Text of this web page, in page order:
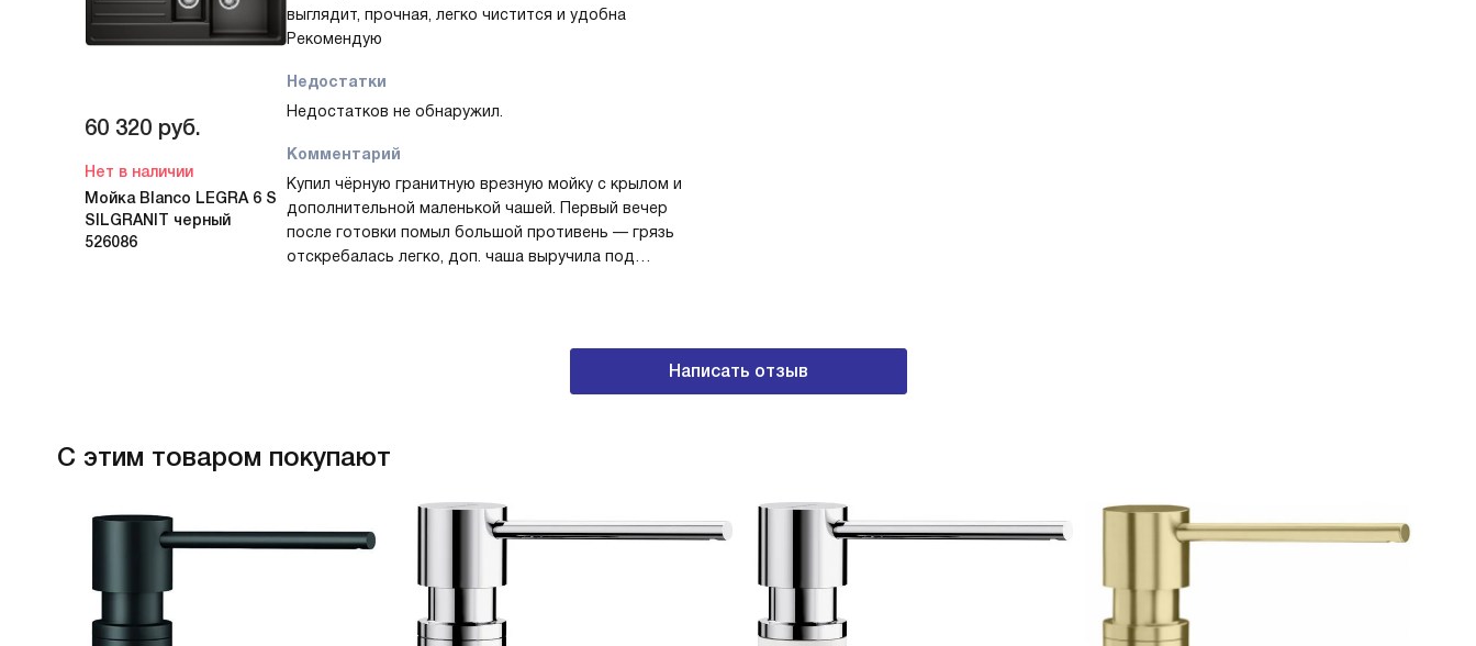
60 320 руб.
Нет в наличии
Мойка Blanco LEGRA 6 S
SILGRANIT черный
526086
выглядит, прочная, легко чистится и удобна
Рекомендую
Недостатки
Недостатков не обнаружил.
Комментарий
Купил чёрную гранитную врезную мойку с крылом и
дополнительной маленькой чашей. Первый вечер
после готовки помыл большой противень — грязь
отскребалась легко, доп. чаша выручила под
Написать отзыв
С этим товаром покупают